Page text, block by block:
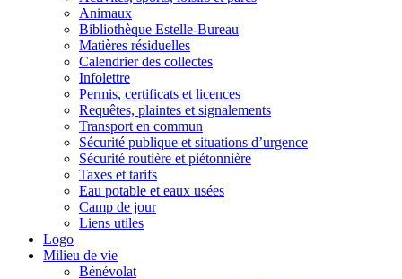
Animaux
Bibliothèque Estelle-Bureau
Matières résiduelles
Calendrier des collectes
Infolettre
Permis, certificats et licences
Requêtes, plaintes et signalements
Transport en commun
Sécurité publique et situations d’urgence
Sécurité routière et piétonnière
Taxes et tarifs
Eau potable et eaux usées
Camp de jour
Liens utiles
Logo
Milieu de vie
Bénévolat